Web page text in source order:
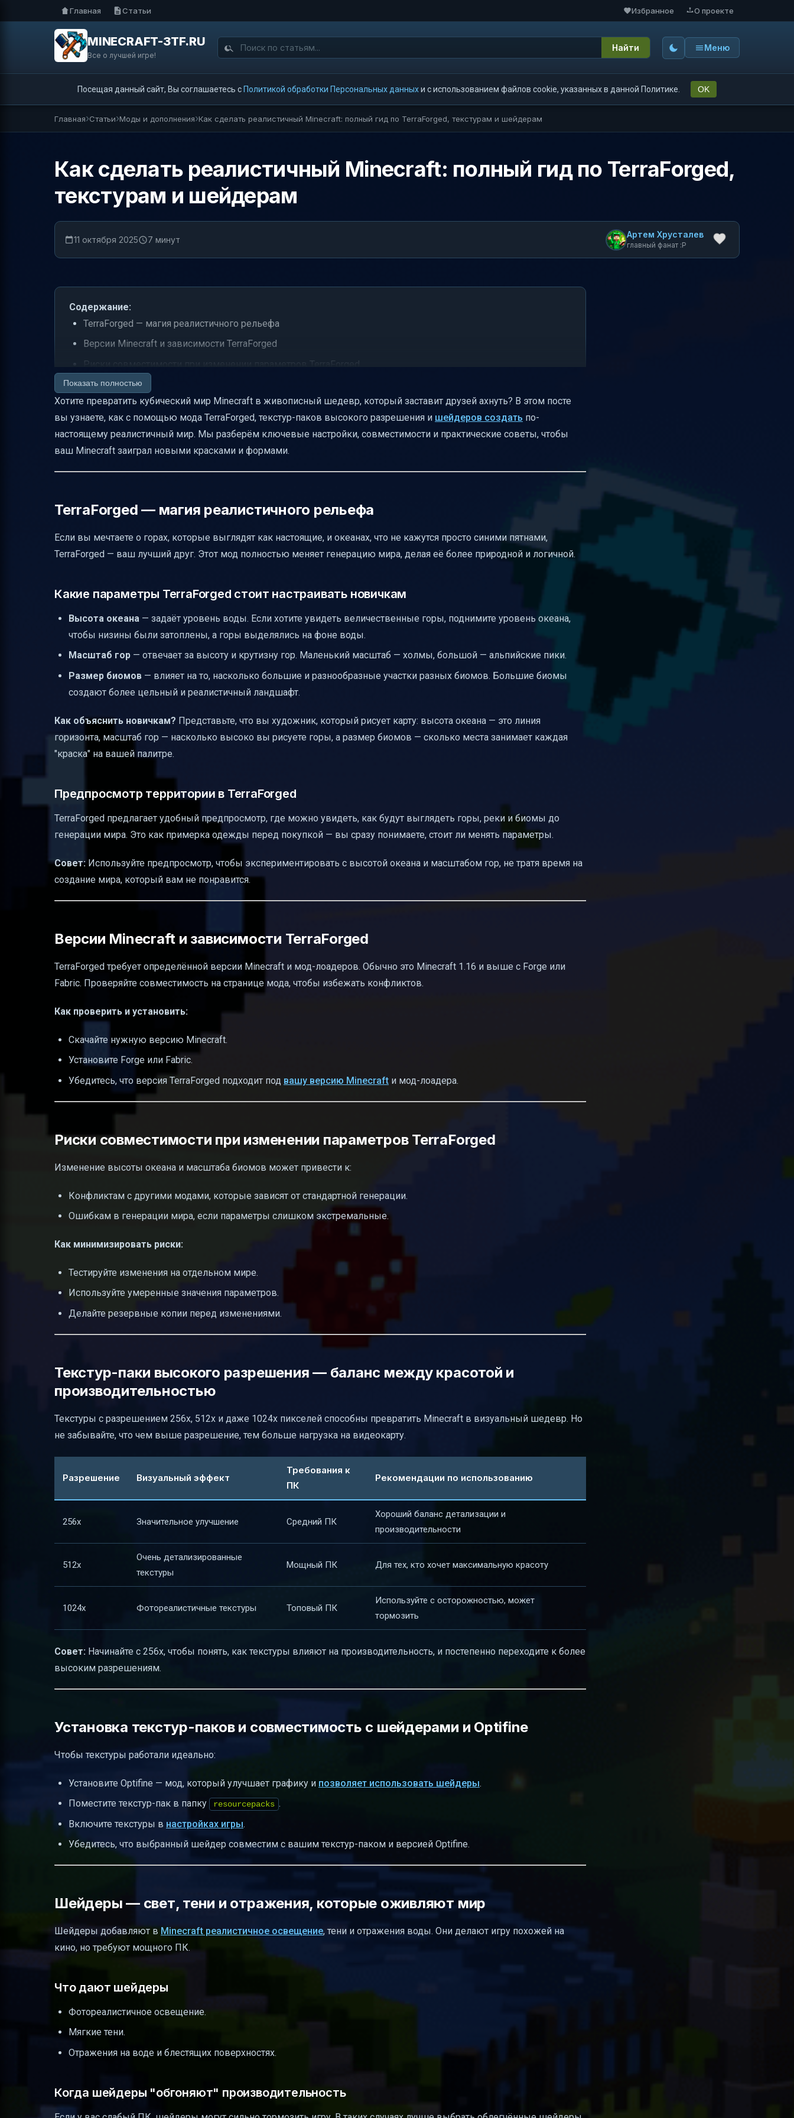
Главная Статьи Избранное О проекте
MINECRAFT-3TF.RU
Все о лучшей игре!
Найти Меню
Посещая данный сайт, Вы соглашаетесь с Политикой обработки Персональных данныхи с использованием файлов cookie, указанных в данной Политике. OK
Главная Статьи Моды и дополнения Как сделать реалистичный Minecraft: полный гид по TerraForged, текстурам и шейдерам
Как сделать реалистичный Minecraft: полный гид по TerraForged,
текстурам и шейдерам
11 октября 2025 7 минут Артем Хрусталев
главный фанат :P
Содержание:
TerraForged — магия реалистичного рельефа
Версии Minecraft и зависимости TerraForged
Риски совместимости при изменении параметров TerraForged
Текстур-паки высокого разрешения — баланс между красотой и производительностью
Установка текстур-паков и совместимость с шейдерами и Optifine
Шейдеры — свет, тени и отражения, которые оживляют мир
Совместимость Optifine и шейдеров с TerraForged и текстурами
Оценка совместимости модов и тестирование
Документирование процесса настройки
Системные требования для комфортной игры
Безопасные альтернативы для бюджетных сборок
Почему слишком много модов снижает реалистичность
Полезные ссылки
Показать полностью
Хотите превратить кубический мир Minecraft в живописный шедевр, который заставит друзей ахнуть? В этом посте
вы узнаете, как с помощью мода TerraForged, текстур-паков высокого разрешения и шейдеров создать по-
настоящему реалистичный мир. Мы разберём ключевые настройки, совместимости и практические советы, чтобы
ваш Minecraft заиграл новыми красками и формами.
TerraForged — магия реалистичного рельефа
Если вы мечтаете о горах, которые выглядят как настоящие, и океанах, что не кажутся просто синими пятнами,
TerraForged — ваш лучший друг. Этот мод полностью меняет генерацию мира, делая её более природной и логичной.
Какие параметры TerraForged стоит настраивать новичкам
Высота океана — задаёт уровень воды. Если хотите увидеть величественные горы, поднимите уровень океана,
чтобы низины были затоплены, а горы выделялись на фоне воды.
Масштаб гор — отвечает за высоту и крутизну гор. Маленький масштаб — холмы, большой — альпийские пики.
Размер биомов — влияет на то, насколько большие и разнообразные участки разных биомов. Большие биомы
создают более цельный и реалистичный ландшафт.
Как объяснить новичкам? Представьте, что вы художник, который рисует карту: высота океана — это линия
горизонта, масштаб гор — насколько высоко вы рисуете горы, а размер биомов — сколько места занимает каждая
"краска" на вашей палитре.
Предпросмотр территории в TerraForged
TerraForged предлагает удобный предпросмотр, где можно увидеть, как будут выглядеть горы, реки и биомы до
генерации мира. Это как примерка одежды перед покупкой — вы сразу понимаете, стоит ли менять параметры.
Совет:Используйте предпросмотр, чтобы экспериментировать с высотой океана и масштабом гор, не тратя время на
создание мира, который вам не понравится.
Версии Minecraft и зависимости TerraForged
TerraForged требует определённой версии Minecraft и мод-лоадеров. Обычно это Minecraft 1.16 и выше с Forge или
Fabric. Проверяйте совместимость на странице мода, чтобы избежать конфликтов.
Как проверить и установить:
Скачайте нужную версию Minecraft.
Установите Forge или Fabric.
Убедитесь, что версия TerraForged подходит под вашу версию Minecraft и мод-лоадера.
Риски совместимости при изменении параметров TerraForged
Изменение высоты океана и масштаба биомов может привести к:
Конфликтам с другими модами, которые зависят от стандартной генерации.
Ошибкам в генерации мира, если параметры слишком экстремальные.
Как минимизировать риски:
Тестируйте изменения на отдельном мире.
Используйте умеренные значения параметров.
Делайте резервные копии перед изменениями.
Текстур-паки высокого разрешения — баланс между красотой и
производительностью
Текстуры с разрешением 256x, 512x и даже 1024x пикселей способны превратить Minecraft в визуальный шедевр. Но
не забывайте, что чем выше разрешение, тем больше нагрузка на видеокарту.
Разрешение Визуальный эффект
Требования к
ПК
Рекомендации по использованию
256x Значительное улучшение Средний ПК
Хороший баланс детализации и
производительности
512x
Очень детализированные
текстуры
Мощный ПК Для тех, кто хочет максимальную красоту
1024x Фотореалистичные текстуры Топовый ПК
Используйте с осторожностью, может
тормозить
Совет: Начинайте с 256x, чтобы понять, как текстуры влияют на производительность, и постепенно переходите к более
высоким разрешениям.
Установка текстур-паков и совместимость с шейдерами и Optifine
Чтобы текстуры работали идеально:
Установите Optifine — мод, который улучшает графику и позволяет использовать шейдеры.
Поместите текстур-пак в папку
resourcepacks .
Включите текстуры в настройках игры.
Убедитесь, что выбранный шейдер совместим с вашим текстур-паком и версией Optifine.
Шейдеры — свет, тени и отражения, которые оживляют мир
Шейдеры добавляют в Minecraft реалистичное освещение, тени и отражения воды. Они делают игру похожей на
кино, но требуют мощного ПК.
Что дают шейдеры
Фотореалистичное освещение.
Мягкие тени.
Отражения на воде и блестящих поверхностях.
Когда шейдеры "обгоняют" производительность